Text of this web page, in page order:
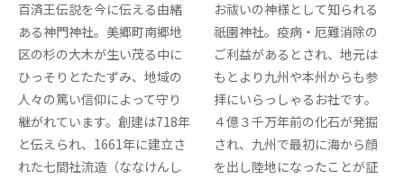
百済王伝説を今に伝える由緒
ある神門神社。美郷町南郷地
区の杉の大木が生い茂る中に
ひっそりとたたずみ、地域の
人々の篤い信仰によって守り
継がれています。創建は718年
と伝えられ、1661年に建立さ
れた七間社流造（ななけんし
お祓いの神様として知られる
祇園神社。疫病・厄難消除の
ご利益があるとされ、地元は
もとより九州や本州からも参
拝にいらっしゃるお社です。
４億３千万年前の化石が発掘
され、九州で最初に海から顔
を出し陸地になったことが証